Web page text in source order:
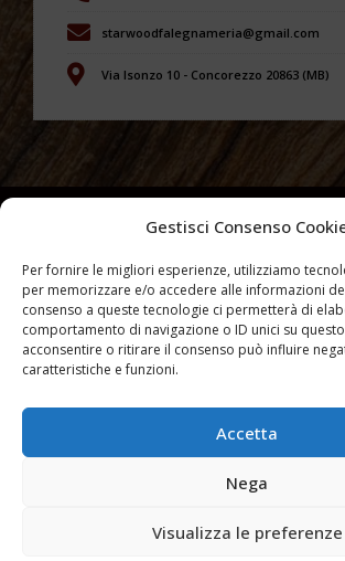
Gestisci Consenso
Per fornire le migliori esperienze, utilizziamo
per memorizzare e/o accedere alle informazioni
consenso a queste tecnologie ci permetterà di
comportamento di navigazione o ID unici su
acconsentire o ritirare il consenso può influire
caratteristiche e funzioni.
Accetta
Nega
Visualizza le preferenze
starwoodfalegnameria@gmail.com
Via Isonzo 10 - Concorezzo 20863 (MB)
@2024 STARWOOD - Tutti i diritti